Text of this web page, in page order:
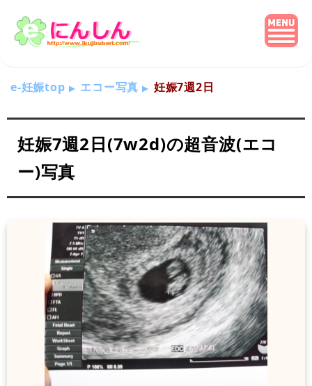
e-妊娠top エコー写真 妊娠7週2日
妊娠7週2日(7w2d)の超音波(エコ
ー)写真